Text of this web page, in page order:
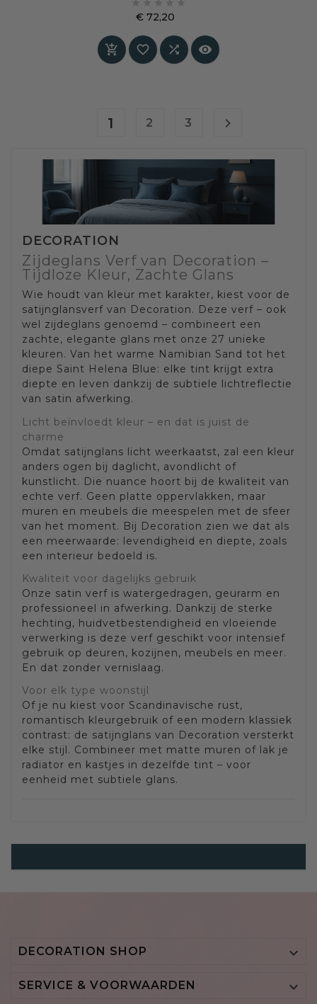
€ 72,20
   
1 2 3 
DECORATION
Zijdeglans Verf van Decoration –
Tijdloze Kleur, Zachte Glans
Wie houdt van kleur met karakter, kiest voor de
satijnglansverf van Decoration. Deze verf – ook
wel zijdeglans genoemd – combineert een
zachte, elegante glans met onze 27 unieke
kleuren. Van het warme Namibian Sand tot het
diepe Saint Helena Blue: elke tint krijgt extra
diepte en leven dankzij de subtiele lichtreflectie
van satin afwerking.
Licht beïnvloedt kleur – en dat is juist de
charme
Omdat satijnglans licht weerkaatst, zal een kleur
anders ogen bij daglicht, avondlicht of
kunstlicht. Die nuance hoort bij de kwaliteit van
echte verf. Geen platte oppervlakken, maar
muren en meubels die meespelen met de sfeer
van het moment. Bij Decoration zien we dat als
een meerwaarde: levendigheid en diepte, zoals
een interieur bedoeld is.
Kwaliteit voor dagelijks gebruik
Onze satin verf is watergedragen, geurarm en
professioneel in afwerking. Dankzij de sterke
hechting, huidvetbestendigheid en vloeiende
verwerking is deze verf geschikt voor intensief
gebruik op deuren, kozijnen, meubels en meer.
En dat zonder vernislaag.
Voor elk type woonstijl
Of je nu kiest voor Scandinavische rust,
romantisch kleurgebruik of een modern klassiek
contrast: de satijnglans van Decoration versterkt
elke stijl. Combineer met matte muren of lak je
radiator en kastjes in dezelfde tint – voor
eenheid met subtiele glans.
DECORATION SHOP 
SERVICE & VOORWAARDEN 